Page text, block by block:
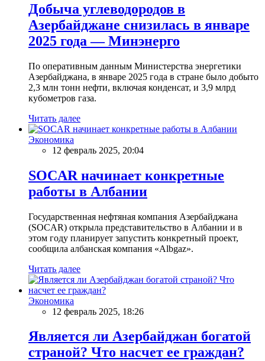
Добыча углеводородов в
Азербайджане снизилась в январе
2025 года — Минэнерго
По оперативным данным Министерства энергетики
Азербайджана, в январе 2025 года в стране было добыто
2,3 млн тонн нефти, включая конденсат, и 3,9 млрд
кубометров газа.
Читать далее
Экономика
12 февраль 2025, 20:04
SOCAR начинает конкретные
работы в Албании
Государственная нефтяная компания Азербайджана
(SOCAR) открыла представительство в Албании и в
этом году планирует запустить конкретный проект,
сообщила албанская компания «Albgaz».
Читать далее
Экономика
12 февраль 2025, 18:26
Является ли Азербайджан богатой
страной? Что насчет ее граждан?